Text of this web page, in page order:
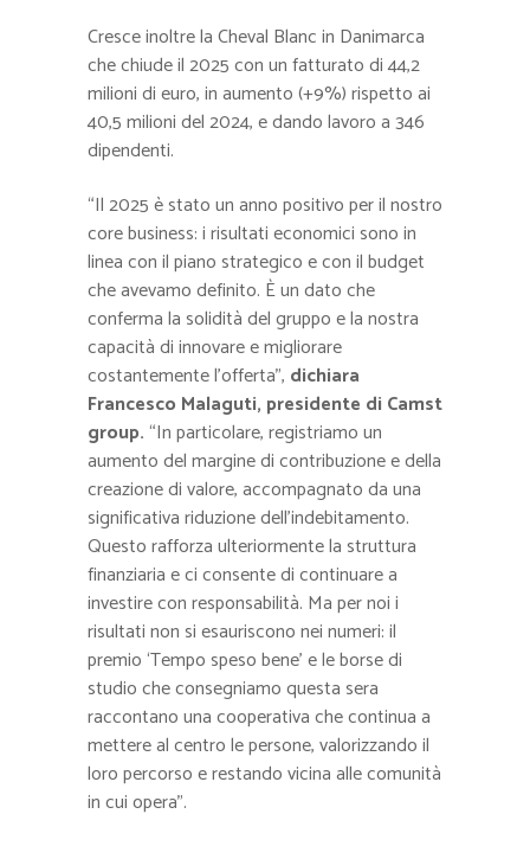
Cresce inoltre la Cheval Blanc in Danimarca
che chiude il 2025 con un fatturato di 44,2
milioni di euro, in aumento (+9%) rispetto ai
40,5 milioni del 2024, e dando lavoro a 346
dipendenti.
“Il 2025 è stato un anno positivo per il nostro
core business: i risultati economici sono in
linea con il piano strategico e con il budget
che avevamo definito. È un dato che
conferma la solidità del gruppo e la nostra
capacità di innovare e migliorare
costantemente l’offerta”, dichiara
Francesco Malaguti, presidente di Camst
group.“In particolare, registriamo un
aumento del margine di contribuzione e della
creazione di valore, accompagnato da una
significativa riduzione dell’indebitamento.
Questo rafforza ulteriormente la struttura
finanziaria e ci consente di continuare a
investire con responsabilità. Ma per noi i
risultati non si esauriscono nei numeri: il
premio ‘Tempo speso bene’ e le borse di
studio che consegniamo questa sera
raccontano una cooperativa che continua a
mettere al centro le persone, valorizzando il
loro percorso e restando vicina alle comunità
in cui opera”.